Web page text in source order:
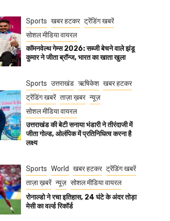
Sports खबर हटकर ट्रेंडिंग खबरें
सोशल मीडिया वायरल
कॉमनवेल्थ गेम्स 2026: सब्जी बेचने वाले झंडू
कुमार ने जीता ब्रॉन्ज, भारत का खाता खुला
Sports उत्तराखंड ऋषिकेश खबर हटकर
ट्रेंडिंग खबरें ताज़ा ख़बर न्यूज़
सोशल मीडिया वायरल
उत्तराखंड की बेटी सनाया भंडारी ने तीरंदाजी में
जीता गोल्ड, ओलंपिक में प्रतिनिधित्व करना है
लक्ष्य
Sports World खबर हटकर ट्रेंडिंग खबरें
ताज़ा ख़बरें न्यूज़ सोशल मीडिया वायरल
रोनाल्डो ने रचा इतिहास, 24 घंटे के अंदर तोड़ा
मेसी का वर्ल्ड रिकॉर्ड